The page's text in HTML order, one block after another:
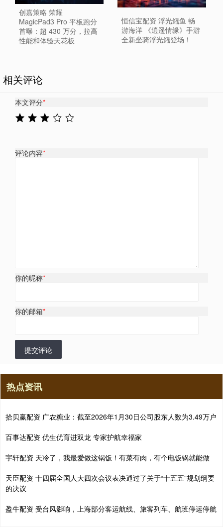
创嘉策略 荣耀
MagicPad3 Pro 平板跑分
首曝：超 430 万分，拉高
性能和体验天花板
恒信宝配资 浮光鳐鱼 畅
游海洋 《逍遥情缘》手游
全新坐骑浮光鳐登场！
相关评论
本文评分*
评论内容*
你的昵称*
你的邮箱*
提交评论
热点资讯
拾贝赢配资 广农糖业：截至2026年1月30日公司股东人数为3.49万户
百事达配资 优生优育进双龙 专家护航幸福家
宇轩配资 天冷了，我最爱做这锅饭！有菜有肉，有个电饭锅就能做
天臣配资 十四届全国人大四次会议表决通过了关于“十五五”规划纲要
的决议
盈牛配资 受台风影响，上海部分客运航线、旅客列车、航班停运停航